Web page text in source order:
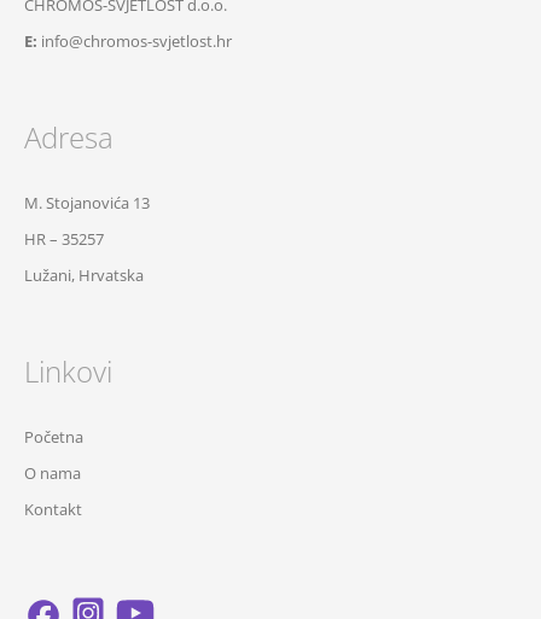
CHROMOS-SVJETLOST d.o.o.
E: info@chromos-svjetlost.hr
Adresa
M. Stojanovića 13
HR – 35257
Lužani, Hrvatska
Linkovi
Početna
O nama
Kontakt